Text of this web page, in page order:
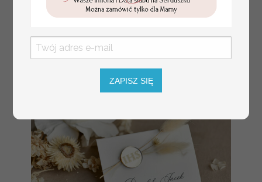
plan stołów na
usadzenia gości
weselnych
ZAPISZ SIĘ